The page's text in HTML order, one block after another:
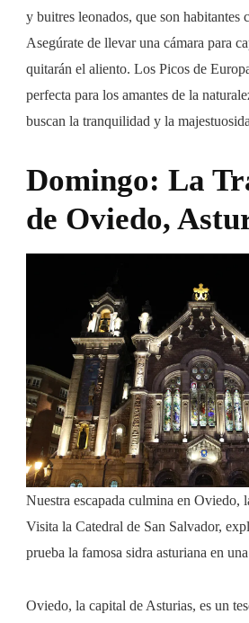
y buitres leonados, que son habitantes
Asegúrate de llevar una cámara para
quitarán el aliento. Los Picos de
perfecta para los amantes de la
buscan la tranquilidad y la
Domingo: La
de Oviedo,
Nuestra escapada culmina en Oviedo,
Visita la Catedral de San Salvador,
prueba la famosa sidra asturiana en
Oviedo, la capital de Asturias, es un